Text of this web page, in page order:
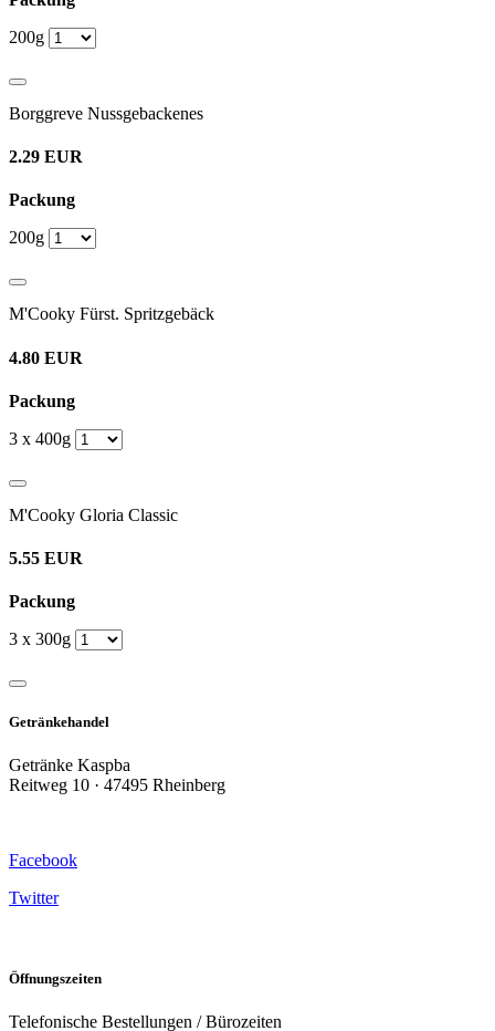
200g
Borggreve Nussgebackenes
2.29 EUR
Packung
200g
M'Cooky Fürst. Spritzgebäck
4.80 EUR
Packung
3 x 400g
M'Cooky Gloria Classic
5.55 EUR
Packung
3 x 300g
Getränkehandel
Getränke Kaspba
Reitweg 10 · 47495 Rheinberg
Facebook
Twitter
Öffnungszeiten
Telefonische Bestellungen / Bürozeiten